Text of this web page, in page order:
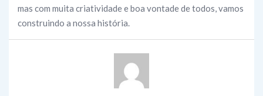
mas com muita criatividade e boa vontade de todos, vamos
construindo a nossa história.